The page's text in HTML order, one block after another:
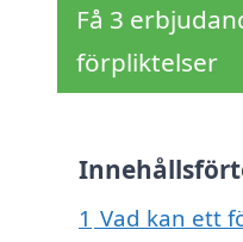
Få 3
förpliktelser
1 Vad kan ett